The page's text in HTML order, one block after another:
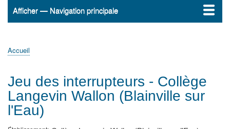
Navigation
Afficher — Navigation principale
Accueil
ActualitésMATh.en.JEANS ?
Régions et Ateliers
Créer, gérer un atelier
Sujets/Publications
Congrès
d'Ariane
Accueil
Jeu des interrupteurs - Collège
Langevin Wallon (Blainville sur
l'Eau)